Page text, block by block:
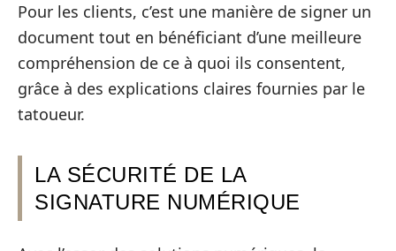
Pour les clients, c’est une manière de signer un
document tout en bénéficiant d’une meilleure
compréhension de ce à quoi ils consentent,
grâce à des explications claires fournies par le
tatoueur.
LA SÉCURITÉ DE LA
SIGNATURE NUMÉRIQUE